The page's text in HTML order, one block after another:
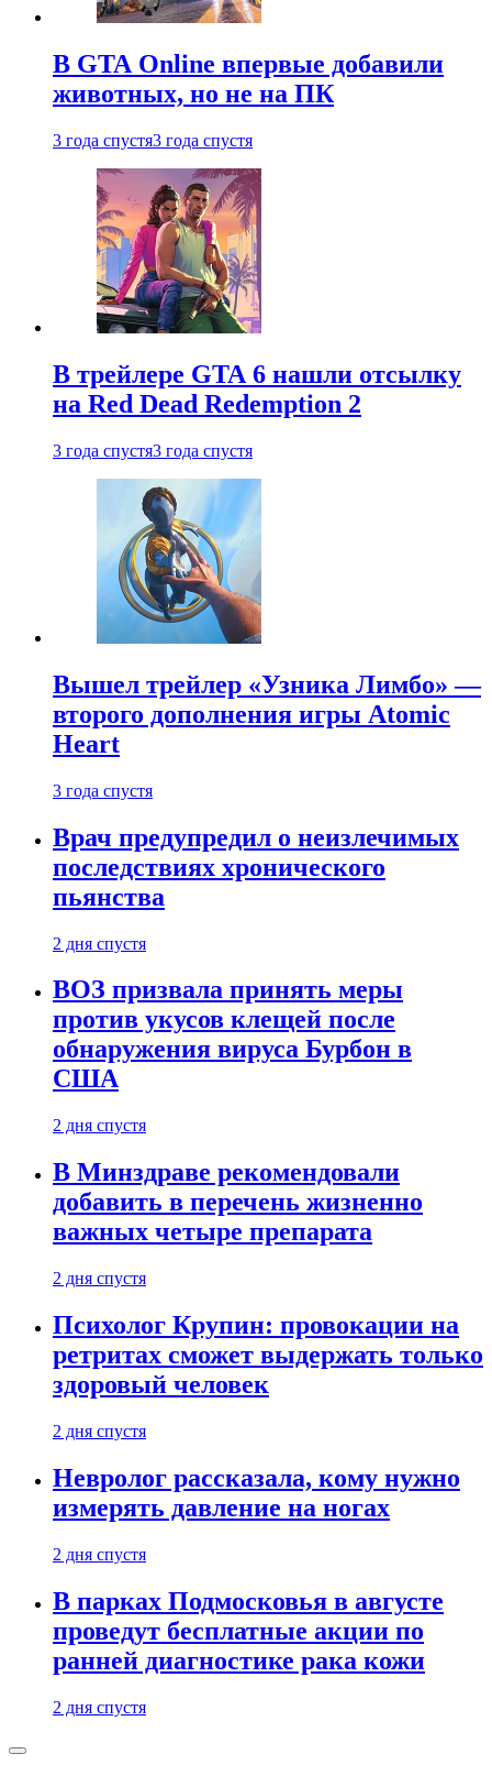
В GTA Online впервые добавили
животных, но не на ПК
3 года спустя3 года спустя
В трейлере GTA 6 нашли отсылку
на Red Dead Redemption 2
3 года спустя3 года спустя
Вышел трейлер «Узника Лимбо» —
второго дополнения игры Atomic
Heart
3 года спустя
Врач предупредил о неизлечимых
последствиях хронического
пьянства
2 дня спустя
ВОЗ призвала принять меры
против укусов клещей после
обнаружения вируса Бурбон в
США
2 дня спустя
В Минздраве рекомендовали
добавить в перечень жизненно
важных четыре препарата
2 дня спустя
Психолог Крупин: провокации на
ретритах сможет выдержать только
здоровый человек
2 дня спустя
Невролог рассказала, кому нужно
измерять давление на ногах
2 дня спустя
В парках Подмосковья в августе
проведут бесплатные акции по
ранней диагностике рака кожи
2 дня спустя